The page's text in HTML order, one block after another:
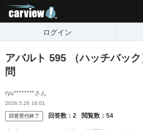
ログイン
アバルト 595 （ハッチバッ
問
ryu********さん
2026.5.26 16:01
回答受付終了 回答数： 2 閲覧数： 54